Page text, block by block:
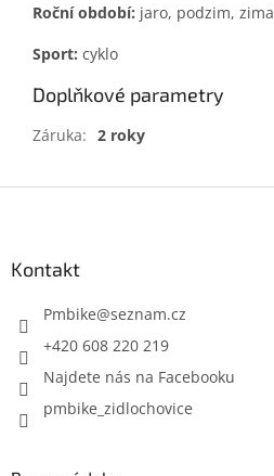
Roční období: jaro, podzim, zima
Sport: cyklo
Doplňkové parametry
Záruka: 2 roky
Kontakt
Pmbike@seznam.cz
+420 608 220 219
Najdete nás na Facebooku
pmbike_zidlochovice